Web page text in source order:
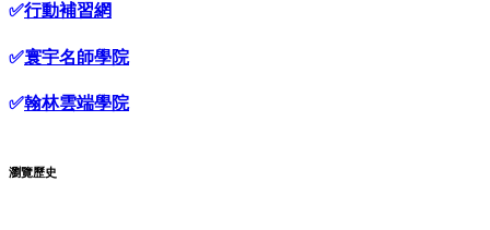
✅行動補習網
✅寰宇名師學院
✅翰林雲端學院
瀏覽歷史